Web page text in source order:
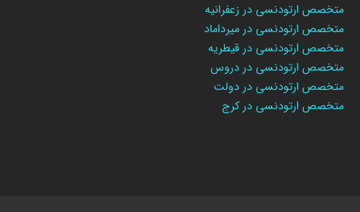
متخصص ارتودنسی در زعفرانیه
متخصص ارتودنسی در میرداماد
متخصص ارتودنسی در قیطریه
متخصص ارتودنسی در دروس
متخصص ارتودنسی در دولت
متخصص ارتودنسی در کرج